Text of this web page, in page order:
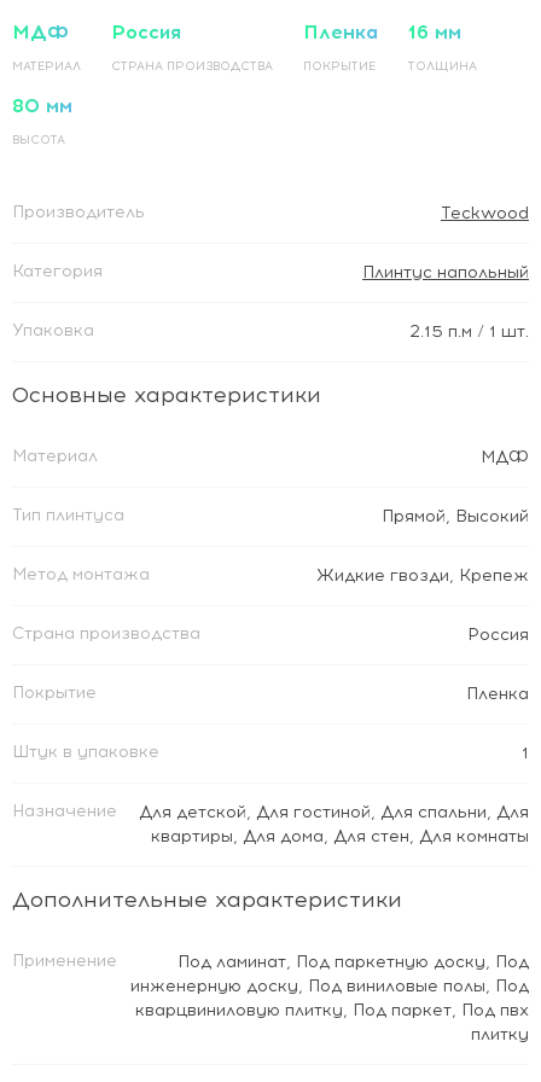
МДФ
МАТЕРИАЛ
Россия
СТРАНА ПРОИЗВОДСТВА
Пленка
ПОКРЫТИЕ
16 мм
ТОЛЩИНА
80 мм
ВЫСОТА
Производитель Teckwood
Категория Плинтус напольный
Упаковка 2.15 п.м / 1 шт.
Основные характеристики
Материал МДФ
Тип плинтуса Прямой, Высокий
Метод монтажа Жидкие гвозди, Крепеж
Страна производства Россия
Покрытие Пленка
Штук в упаковке 1
Назначение Для детской, Для гостиной, Для спальни, Для
квартиры, Для дома, Для стен, Для комнаты
Дополнительные характеристики
Применение Под ламинат, Под паркетную доску, Под
инженерную доску, Под виниловые полы, Под
кварцвиниловую плитку, Под паркет, Под пвх
плитку